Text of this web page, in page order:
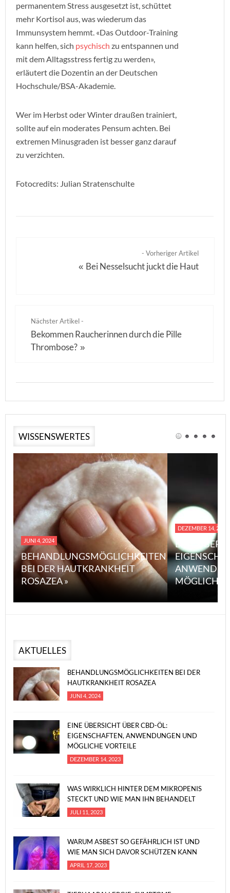
permanentem Stress ausgesetzt ist, schüttet
mehr Kortisol aus, was wiederum das
Immunsystem hemmt. «Das Outdoor-Training
kann helfen, sich psychisch zu entspannen und
mit dem Alltagsstress fertig zu werden»,
erläutert die Dozentin an der Deutschen
Hochschule/BSA-Akademie.
Wer im Herbst oder Winter draußen trainiert,
sollte auf ein moderates Pensum achten. Bei
extremen Minusgraden ist besser ganz darauf
zu verzichten.
Fotocredits: Julian Stratenschulte
- Vorheriger Artikel
« Bei Nesselsucht juckt die Haut
Nächster Artikel -
Bekommen Raucherinnen durch die Pille
Thrombose? »
WISSENSWERTES
JUNI 4, 2024
BEHANDLUNGSMÖGLICHKEITEN
BEI DER HAUTKRANKHEIT
ROSAZEA »
DEZEMBER 14, 2023
EINE
MÖGLICHE
AKTUELLES
BEHANDLUNGSMÖGLICHKEITEN BEI DER
HAUTKRANKHEIT ROSAZEA
JUNI 4, 2024
EINE ÜBERSICHT ÜBER CBD-ÖL:
EIGENSCHAFTEN, ANWENDUNGEN UND
MÖGLICHE VORTEILE
DEZEMBER 14, 2023
WAS WIRKLICH HINTER DEM MIKROPENIS
STECKT UND WIE MAN IHN BEHANDELT
JULI 11, 2023
WARUM ASBEST SO GEFÄHRLICH IST UND
WIE MAN SICH DAVOR SCHÜTZEN KANN
APRIL 17, 2023